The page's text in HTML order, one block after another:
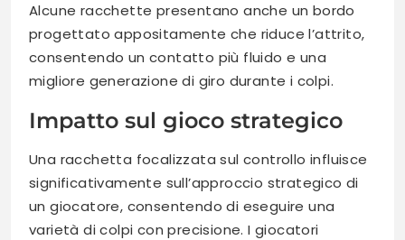
Alcune racchette presentano anche un bordo
progettato appositamente che riduce l’attrito,
consentendo un contatto più fluido e una
migliore generazione di giro durante i colpi.
Impatto sul gioco strategico
Una racchetta focalizzata sul controllo influisce
significativamente sull’approccio strategico di
un giocatore, consentendo di eseguire una
varietà di colpi con precisione. I giocatori